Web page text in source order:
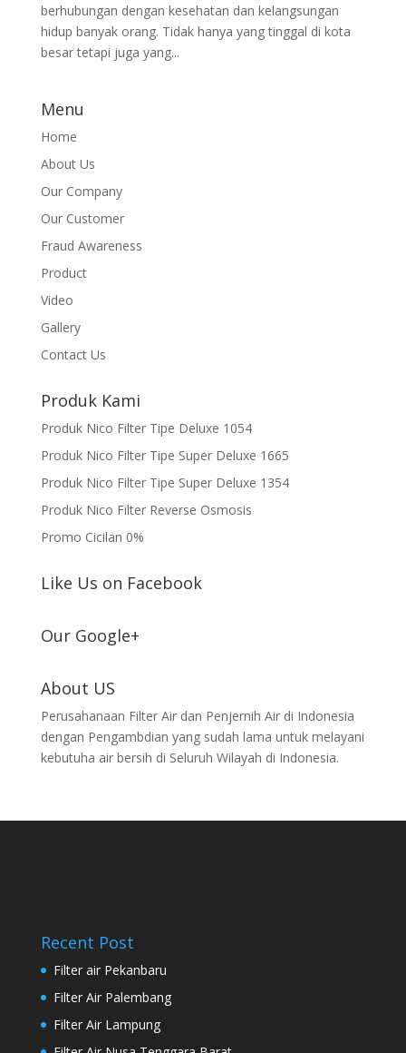
berhubungan dengan kesehatan dan kelangsungan
hidup banyak orang. Tidak hanya yang tinggal di kota
besar tetapi juga yang...
Menu
Home
About Us
Our Company
Our Customer
Fraud Awareness
Product
Video
Gallery
Contact Us
Produk Kami
Produk Nico Filter Tipe Deluxe 1054
Produk Nico Filter Tipe Super Deluxe 1665
Produk Nico Filter Tipe Super Deluxe 1354
Produk Nico Filter Reverse Osmosis
Promo Cicilan 0%
Like Us on Facebook
Our Google+
About US
Perusahanaan Filter Air dan Penjernih Air di Indonesia
dengan Pengambdian yang sudah lama untuk melayani
kebutuha air bersih di Seluruh Wilayah di Indonesia.
Recent Post
Filter air Pekanbaru
Filter Air Palembang
Filter Air Lampung